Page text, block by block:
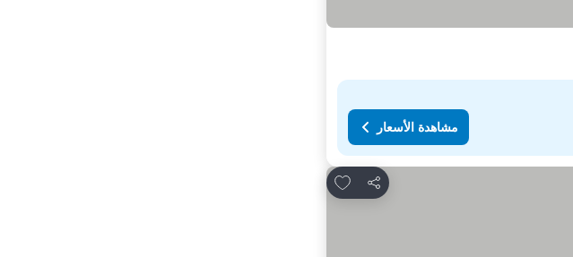
مشاهدة الأسعار
مشاركة
Add to favorites